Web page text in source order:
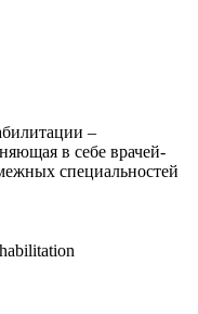
–
в себе врачей-
специальностей